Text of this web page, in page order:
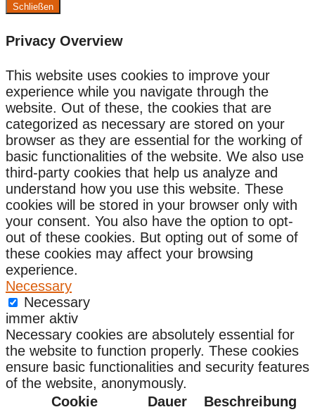
Schließen
Privacy Overview
This website uses cookies to improve your
experience while you navigate through the
website. Out of these, the cookies that are
categorized as necessary are stored on your
browser as they are essential for the working of
basic functionalities of the website. We also use
third-party cookies that help us analyze and
understand how you use this website. These
cookies will be stored in your browser only with
your consent. You also have the option to opt-
out of these cookies. But opting out of some of
these cookies may affect your browsing
experience.
Necessary
Necessary
immer aktiv
Necessary cookies are absolutely essential for
the website to function properly. These cookies
ensure basic functionalities and security features
of the website, anonymously.
Cookie
Dauer Beschreibung